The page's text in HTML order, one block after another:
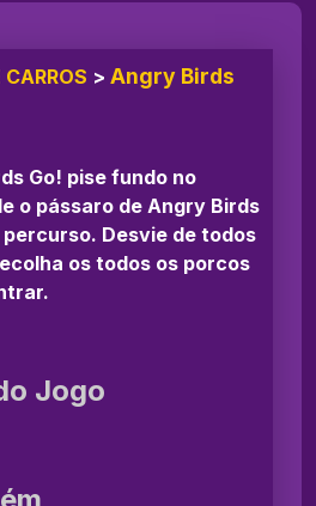
> Angry Birds
Go! pise fundo no
o pássaro de Angry Birds
Desvie de todos
os todos os porcos
Jogo